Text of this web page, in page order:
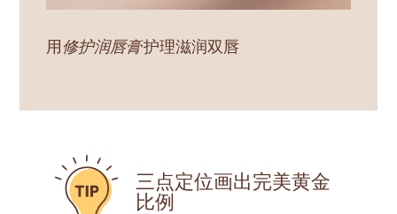
用 修护润唇膏护理滋润双唇
三点定位画出完美黄金
比例